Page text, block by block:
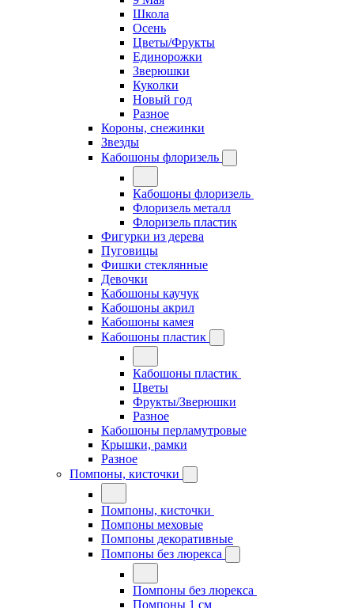
Школа
Осень
Цветы/Фрукты
Единорожки
Зверюшки
Куколки
Новый год
Разное
Короны, снежинки
Звезды
Кабошоны флоризель
Кабошоны флоризель
Флоризель металл
Флоризель пластик
Фигурки из дерева
Пуговицы
Фишки стеклянные
Девочки
Кабошоны каучук
Кабошоны акрил
Кабошоны камея
Кабошоны пластик
Кабошоны пластик
Цветы
Фрукты/Зверюшки
Разное
Кабошоны перламутровые
Крышки, рамки
Разное
Помпоны, кисточки
Помпоны, кисточки
Помпоны меховые
Помпоны декоративные
Помпоны без люрекса
Помпоны без люрекса
Помпоны 1 см